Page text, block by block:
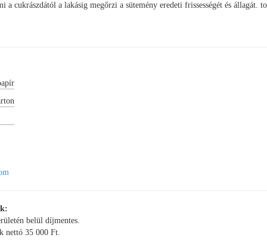
a cukrászdától a lakásig megőrzi a sütemény eredeti frissességét és állagát.
belül díjmentes.
nettó 35 000 Ft.